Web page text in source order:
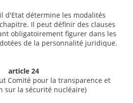
d'Etat détermine les modalités
Il peut définir des clauses
obligatoirement figurer dans les
de la personnalité juridique.
article 24
Comité pour la transparence et
sur la sécurité nucléaire)